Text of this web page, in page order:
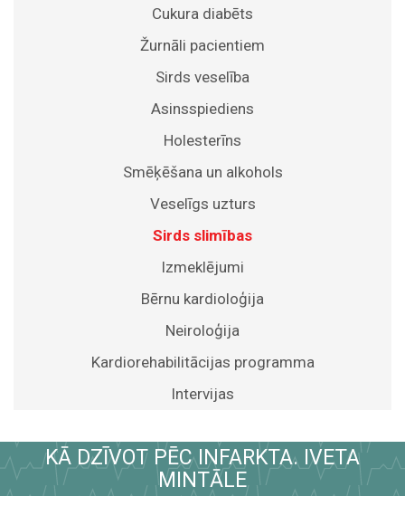
Cukura diabēts
Žurnāli pacientiem
Sirds veselība
Asinsspiediens
Holesterīns
Smēķēšana un alkohols
Veselīgs uzturs
Sirds slimības
Izmeklējumi
Bērnu kardioloģija
Neiroloģija
Kardiorehabilitācijas programma
Intervijas
KĀ DZĪVOT PĒC INFARKTA. IVETA
MINTĀLE